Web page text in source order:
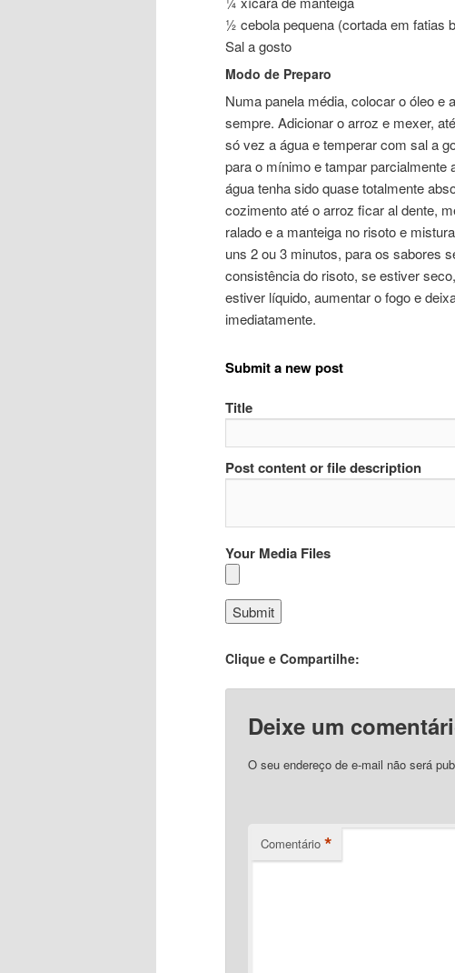
½ cebola pequena (cortada em fatias
Sal a gosto
Modo de Preparo
Numa panela média, colocar o óleo e
sempre. Adicionar o arroz e mexer,
só vez a água e temperar com sal a
para o mínimo e tampar parcialmente
água tenha sido quase totalmente
cozimento até o arroz ficar al dente,
ralado e a manteiga no risoto e
uns 2 ou 3 minutos, para os sabores
consistência do risoto, se estiver
estiver líquido, aumentar o fogo e
imediatamente.
Submit a new post
Title
Post content or file description
Your Media Files
Clique e Compartilhe:
Deixe um
O seu endereço de e-mail não será
Comentário *